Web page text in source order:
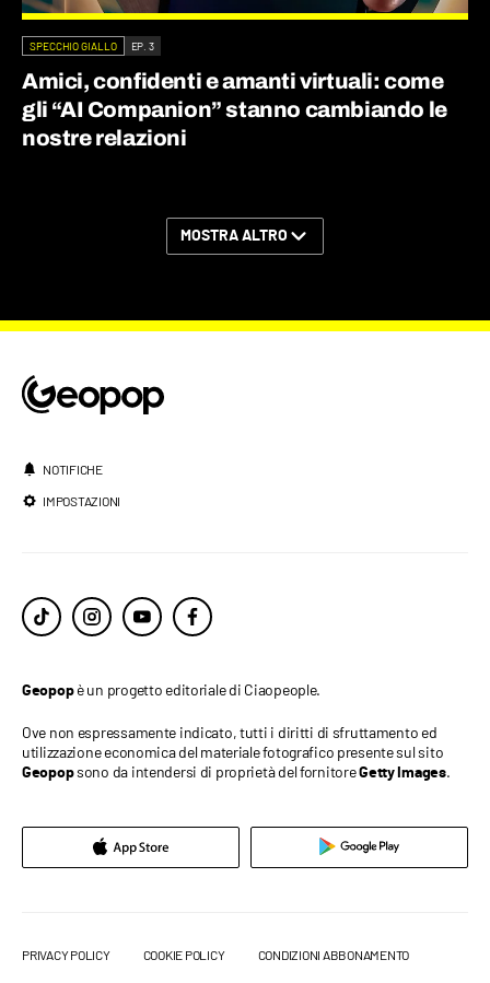
SPECCHIO GIALLO EP. 3
Amici, confidenti e amanti virtuali: come
gli “AI Companion” stanno cambiando le
nostre relazioni
MOSTRA ALTRO
NOTIFICHE
IMPOSTAZIONI
Geopopè un progetto editoriale di Ciaopeople.
Ove non espressamente indicato, tutti i diritti di sfruttamento ed
utilizzazione economica del materiale fotografico presente sul sito
Geopopsono da intendersi di proprietà del fornitoreGetty Images.
PRIVACY POLICY COOKIE POLICY CONDIZIONI ABBONAMENTO